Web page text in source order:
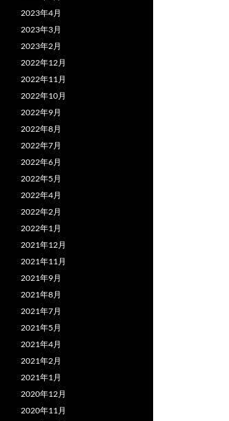
2023年4月
2023年3月
2023年2月
2022年12月
2022年11月
2022年10月
2022年9月
2022年8月
2022年7月
2022年6月
2022年5月
2022年4月
2022年2月
2022年1月
2021年12月
2021年11月
2021年9月
2021年8月
2021年7月
2021年5月
2021年4月
2021年2月
2021年1月
2020年12月
2020年11月